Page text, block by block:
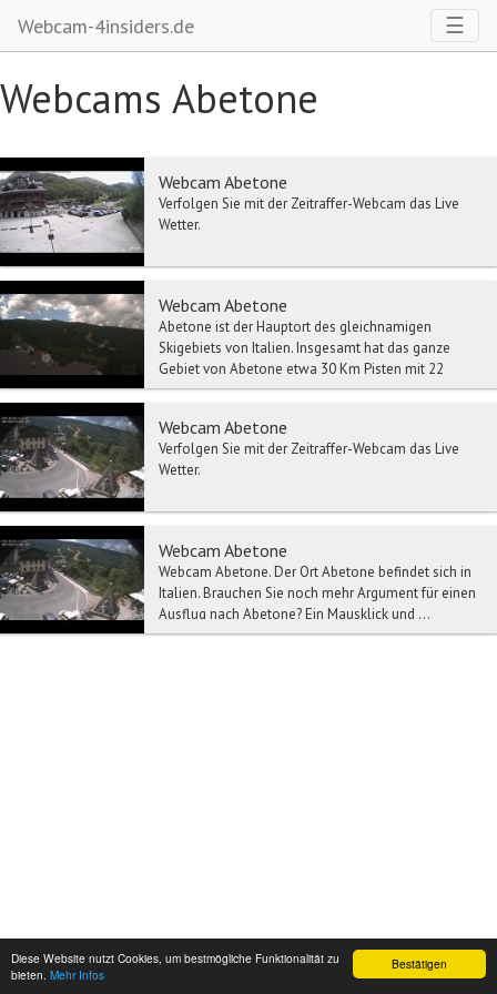
Bestätigen
Diese Website nutzt Cookies, um bestmögliche Funktionalität zu
bieten. Mehr Infos
Webcam-4insiders.de ☰
Webcams Abetone
Webcam Abetone
Verfolgen Sie mit der Zeitraffer-Webcam das Live
Wetter.
Webcam Abetone
Abetone ist der Hauptort des gleichnamigen
Skigebiets von Italien. Insgesamt hat das ganze
Gebiet von Abetone etwa 30 Km Pisten mit 22
Auffahrtsanl...
Webcam Abetone
Verfolgen Sie mit der Zeitraffer-Webcam das Live
Wetter.
Webcam Abetone
Webcam Abetone. Der Ort Abetone befindet sich in
Italien. Brauchen Sie noch mehr Argument für einen
Ausflug nach Abetone? Ein Mausklick und ...